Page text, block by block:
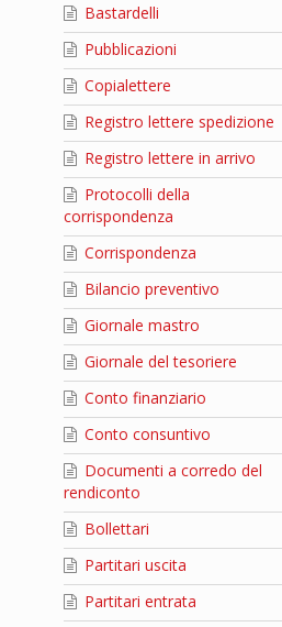
Bastardelli
Pubblicazioni
Copialettere
Registro lettere spedizione
Registro lettere in arrivo
Protocolli della
corrispondenza
Corrispondenza
Bilancio preventivo
Giornale mastro
Giornale del tesoriere
Conto finanziario
Conto consuntivo
Documenti a corredo del
rendiconto
Bollettari
Partitari uscita
Partitari entrata